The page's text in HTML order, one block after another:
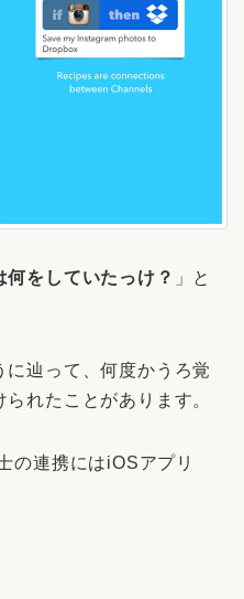
何をしていたっけ？ 」と
辿って、何度かうろ覚
れたことがあります。
の連携にはiOSアプリ